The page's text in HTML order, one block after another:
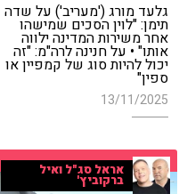
גלעד מורג ('מעריב') על שדה
תימן: "לוין הסכים שמישהו
אחר משירות המדינה ילווה
אותו" • על חנינה לרה"מ: "זה
יכול להיות סוג של קמפיין או
ספין"
13/11/2025
אראל סג"ל ואיל
ברקוביץ'